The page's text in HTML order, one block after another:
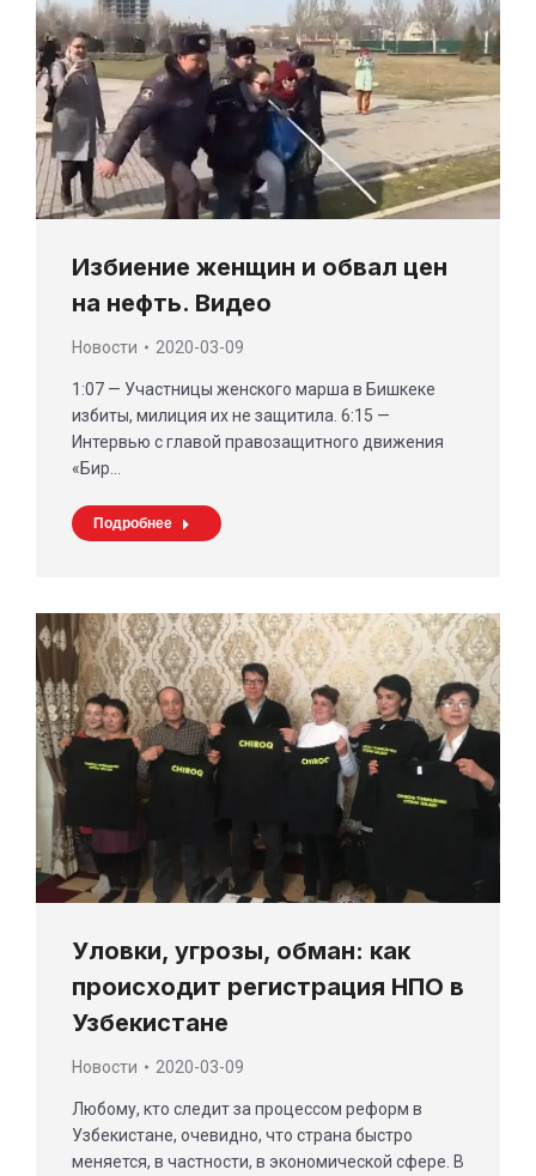
Избиение женщин и обвал цен
на нефть. Видео
Новости 2020-03-09
1:07 — Участницы женского марша в Бишкеке
избиты, милиция их не защитила. 6:15 —
Интервью с главой правозащитного движения
«Бир…
Подробнее
Уловки, угрозы, обман: как
происходит регистрация НПО в
Узбекистане
Новости 2020-03-09
Любому, кто следит за процессом реформ в
Узбекистане, очевидно, что страна быстро
меняется, в частности, в экономической сфере. В